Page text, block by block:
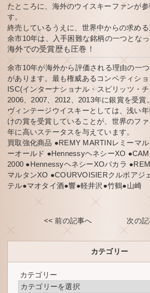
たところに、海外のウイスキーファンが
す。
終売しているうえに、世界中からの求め
余市10年は、入手困難な銘柄の一つとなっ
海外での受賞歴も圧巻！
余市10年が海外から評価される理由の一
があります。最も権威あるコンペティシ
ISC(インターナショナル・スピリッツ・
2006、2007、2012、2013年に銀賞を受賞。
ヴィンテージウイスキーとしては、浅い
けの賞を受賞していることが、世界のフ
年に高いステータスを与えています。
買取強化商品 ●REMY MARTINレミーマル
ーオールド ●HennessyヘネシーXO
2000 ●HennessyヘネシーXOバカラ
マルタンXO ●COURVOISIERクルボアジ
テル●マオタイ酒●響●軽井沢●竹鶴●山崎
<< 前の記事へ 次の
カテゴリー
カテゴリー